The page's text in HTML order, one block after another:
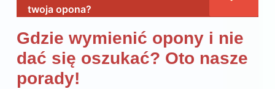
twoja opona?
Gdzie wymienić opony i nie
dać się oszukać? Oto nasze
porady!